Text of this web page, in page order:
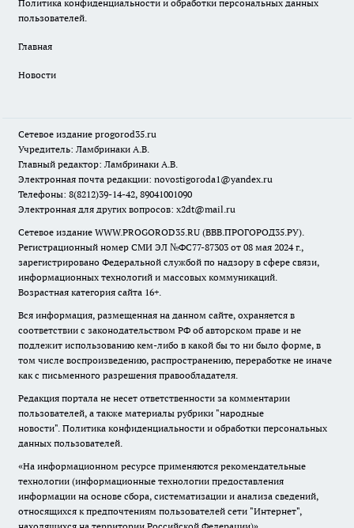
Политика конфиденциальности и обработки персональных данных
пользователей.
Главная
Новости
Сетевое издание progorod35.ru
Учредитель: Ламбринаки А.В.
Главный редактор: Ламбринаки А.В.
Электронная почта редакции: novostigoroda1@yandex.ru
Телефоны: 8(8212)39-14-42, 89041001090
Электронная для других вопросов: x2dt@mail.ru
Сетевое издание WWW.PROGOROD35.RU (ВВВ.ПРОГОРОД35.РУ).
Регистрационный номер СМИ ЭЛ №ФС77-87303 от 08 мая 2024 г.,
зарегистрировано Федеральной службой по надзору в сфере связи,
информационных технологий и массовых коммуникаций.
Возрастная категория сайта 16+.
Вся информация, размещенная на данном сайте, охраняется в
соответствии с законодательством РФ об авторском праве и не
подлежит использованию кем-либо в какой бы то ни было форме, в
том числе воспроизведению, распространению, переработке не иначе
как с письменного разрешения правообладателя.
Редакция портала не несет ответственности за комментарии
пользователей, а также материалы рубрики "народные
новости". Политика конфиденциальности и обработки персональных
данных пользователей.
«На информационном ресурсе применяются рекомендательные
технологии (информационные технологии предоставления
информации на основе сбора, систематизации и анализа сведений,
относящихся к предпочтениям пользователей сети "Интернет",